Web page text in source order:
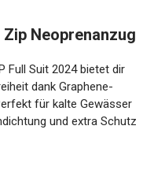
dank Graphene-
für kalte
Außendichtung und